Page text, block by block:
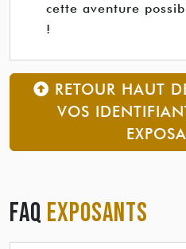
cette aventure
!
RETOUR HAUT
VOS
FAQ EXPOSANTS